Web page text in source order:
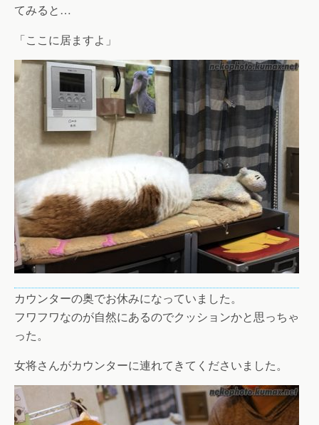
てみると…
「ここに居ますよ」
カウンターの奥でお休みになっていました。
フワフワなのが自然にあるのでクッションかと思っちゃ
った。
女将さんがカウンターに連れてきてくださいました。